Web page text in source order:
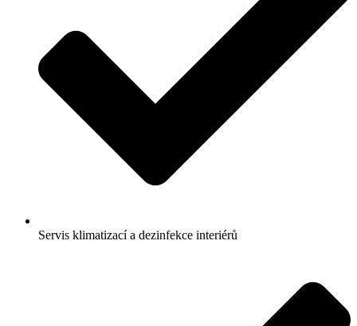
Servis klimatizací a dezinfekce interiérů